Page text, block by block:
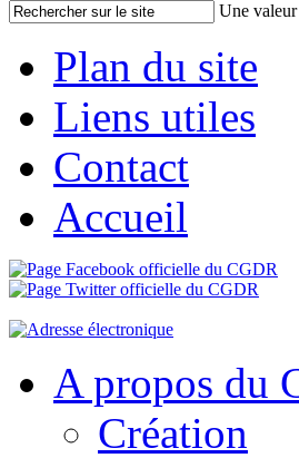
Une valeur
Plan du site
Liens utiles
Contact
Accueil
A propos du
Création